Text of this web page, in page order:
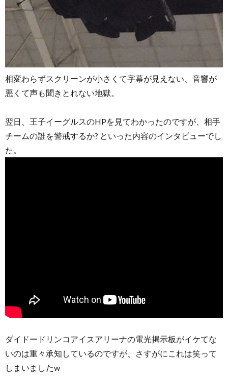
相変わらずスクリーンが小さくて字幕が見えない、音響が
悪くて声も聞きとれない地獄。
翌日、王子イーグルスのHPを見てわかったのですが、相手
チームの誰を警戒するか? といった内容のインタビューでし
た。
ダイドードリンコアイスアリーナの電光掲示板がイケてな
いのは重々承知しているのですが、さすがにこれは笑って
しまいましたw